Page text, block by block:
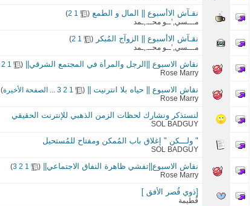
نقـآش الاأسبوع || المال و الطمع (
1
2
)
مـــسي,’ــو محــ.,ـمد
نقـآش الاأسبوع || الزوآج المُبكر (
1
2
)
مـــسي,’ــو محــ.,ـمد
نقاش الاسبوع ||الرجل والمرأة في المجتمع الشرقي|| (
1
2
Rose Marry
نقاش الاسبوع || حياه بلا انترنيت || (
1
2
3
... الصفحة الأخيرة)
Rose Marry
لنستذكر ونشارك لحظات الزمن الذهبي للإنترنت الحقيقي
SOL BADGUY
" ولـــكن " إغلاق باب المُمكن ومفتاح للمُستحيل
SOL BADGUY
نقاش الاسبوع||تفشي ظاهرة النفاق الاجتماعي|| (
1
2
3
)
Rose Marry
[ذوي قُصر الأفق ]
فُطيمة